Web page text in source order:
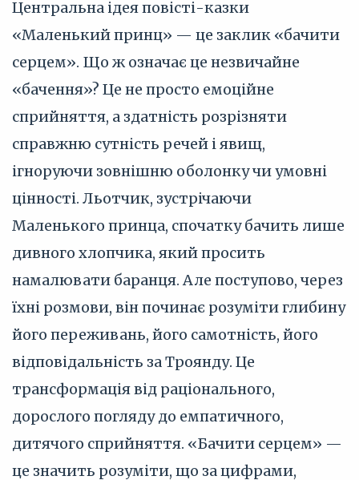
Центральна ідея повісті-казки
«Маленький принц» — це заклик «бачити
серцем». Що ж означає це незвичайне
«бачення»? Це не просто емоційне
сприйняття, а здатність розрізняти
справжню сутність речей і явищ,
ігноруючи зовнішню оболонку чи умовні
цінності. Льотчик, зустрічаючи
Маленького принца, спочатку бачить лише
дивного хлопчика, який просить
намалювати баранця. Але поступово, через
їхні розмови, він починає розуміти глибину
його переживань, його самотність, його
відповідальність за Троянду. Це
трансформація від раціонального,
дорослого погляду до емпатичного,
дитячого сприйняття. «Бачити серцем» —
це значить розуміти, що за цифрами,